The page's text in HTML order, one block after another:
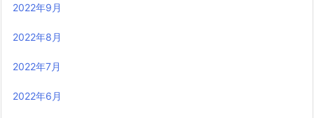
2022年9月
2022年8月
2022年7月
2022年6月